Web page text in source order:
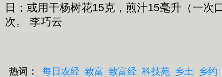
日；或用干杨树花15克，煎汁15毫升（一次
次。 李巧云
热词： 每日农经 致富 致富经 科技苑 乡土 乡约